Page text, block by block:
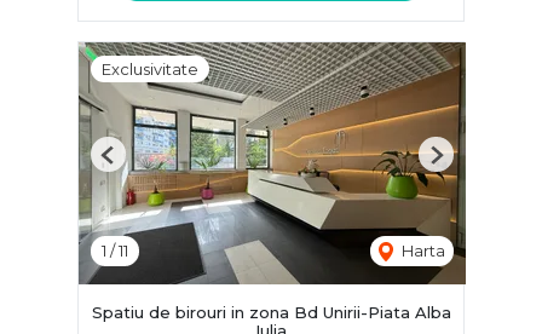
Exclusivitate
1 /11 Harta
Previous Next
Spatiu de birouri in zona Bd Unirii-Piata Alba